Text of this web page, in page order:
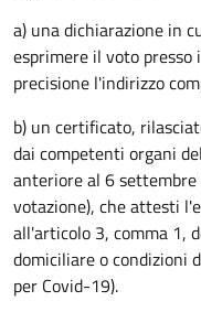
a) una dichiarazione in
esprimere il voto presso
precisione l'indirizzo
b) un certificato,
dai competenti organi
anteriore al 6
votazione), che attesti
all'articolo 3, comma 1,
domiciliare o condizioni
per Covid-19).